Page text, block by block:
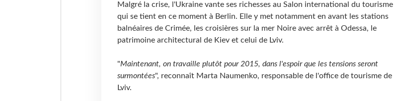
Malgré la crise, l'Ukraine vante ses richesses au Salon international du tourisme
qui se tient en ce moment à Berlin. Elle y met notamment en avant les stations
balnéaires de Crimée, les croisières sur la mer Noire avec arrêt à Odessa, le
patrimoine architectural de Kiev et celui de Lviv.
"Maintenant, on travaille plutôt pour 2015, dans l'espoir que les tensions seront
surmontées", reconnaît Marta Naumenko, responsable de l'office de tourisme de
Lviv.